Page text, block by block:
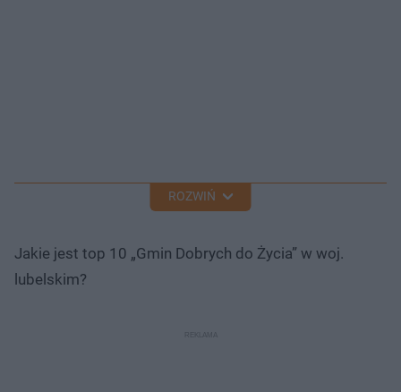
ROZWIŃ
Jakie jest top 10 „Gmin Dobrych do Życia” w woj.
lubelskim?